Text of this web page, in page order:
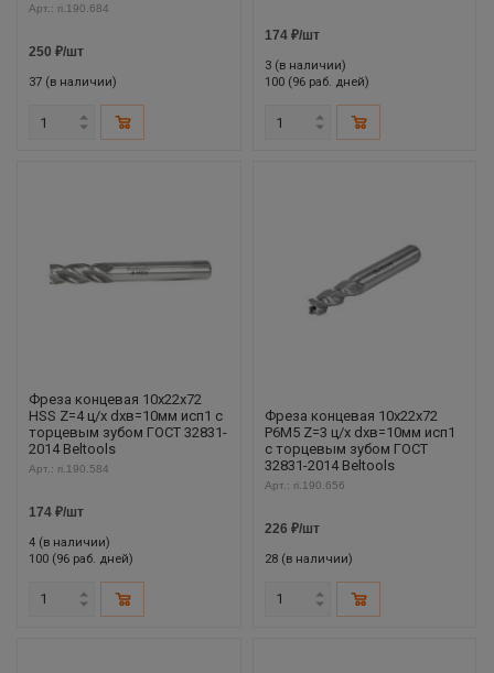
Арт.: ri.190.684
250 ₽/шт
37 (в наличии)
174₽/шт
3 (в наличии)
100 (96 раб. дней)
Фреза концевая 10х22х72
HSS Z=4 ц/х dхв=10мм исп1 с
торцевым зубом ГОСТ 32831-
2014 Beltools
Арт.: ri.190.584
174 ₽/шт
4 (в наличии)
100 (96 раб. дней)
Фреза концевая 10х22х72
Р6М5 Z=3 ц/х dхв=10мм исп1
с торцевым зубом ГОСТ
32831-2014 Beltools
Арт.: ri.190.656
226 ₽/шт
28 (в наличии)